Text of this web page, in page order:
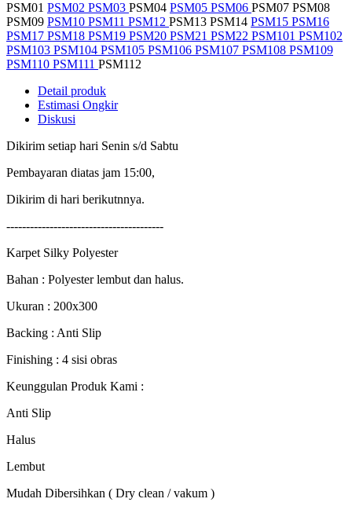
PSM01 PSM02 PSM03 PSM04 PSM05 PSM06 PSM07 PSM08
PSM09 PSM10 PSM11 PSM12 PSM13 PSM14 PSM15 PSM16
PSM17 PSM18 PSM19 PSM20 PSM21 PSM22 PSM101 PSM102
PSM103 PSM104 PSM105 PSM106 PSM107 PSM108 PSM109
PSM110 PSM111 PSM112
Detail produk
Estimasi Ongkir
Diskusi
Dikirim setiap hari Senin s/d Sabtu
Pembayaran diatas jam 15:00,
Dikirim di hari berikutnnya.
----------------------------------------
Karpet Silky Polyester
Bahan : Polyester lembut dan halus.
Ukuran : 200x300
Backing : Anti Slip
Finishing : 4 sisi obras
Keunggulan Produk Kami :
Anti Slip
Halus
Lembut
Mudah Dibersihkan ( Dry clean / vakum )